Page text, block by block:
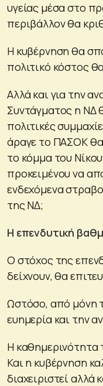
υγείας μέσα στο
περιβάλλον θα
Η κυβέρνηση θα
πολιτικό κόστος
Αλλά και για την
Συντάγματος η ΝΔ
πολιτικές
άραγε το ΠΑΣΟΚ θα
το κόμμα του
προκειμένου να
ενδεχόμενα
της ΝΔ;
Η επενδυτική
Ο στόχος της
δείχνουν, θα
Ωστόσο, από μόνη
ευημερία και την
Η καθημερινότητα
Και η κυβέρνηση
διαχειριστεί αλλά